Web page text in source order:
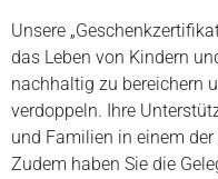
Unsere
das Leben von Kindern
nachhaltig zu bereichern
verdoppeln. Ihre
und Familien in einem
Zudem haben Sie die